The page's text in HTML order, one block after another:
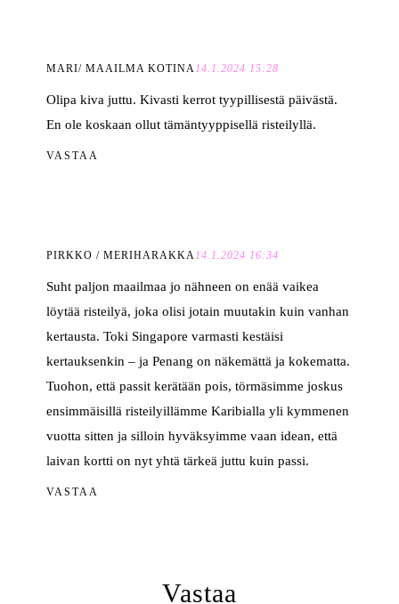
MARI/ MAAILMA KOTINA14.1.2024 15:28
Olipa kiva juttu. Kivasti kerrot tyypillisestä päivästä.
En ole koskaan ollut tämäntyyppisellä risteilyllä.
VASTAA
PIRKKO / MERIHARAKKA14.1.2024 16:34
Suht paljon maailmaa jo nähneen on enää vaikea
löytää risteilyä, joka olisi jotain muutakin kuin vanhan
kertausta. Toki Singapore varmasti kestäisi
kertauksenkin – ja Penang on näkemättä ja kokematta.
Tuohon, että passit kerätään pois, törmäsimme joskus
ensimmäisillä risteilyillämme Karibialla yli kymmenen
vuotta sitten ja silloin hyväksyimme vaan idean, että
laivan kortti on nyt yhtä tärkeä juttu kuin passi.
VASTAA
Vastaa